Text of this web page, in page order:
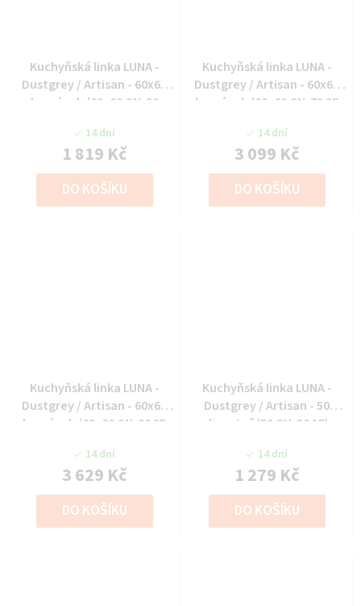
Kuchyňská linka LUNA -
Dustgrey / Artisan - 60x60
horní roh (60x60 GN-90
14 dní
1 819 Kč
DO KOŠÍKU
Kuchyňská linka LUNA -
Dustgrey / Artisan - 60x60
horní roh (60x60 GN-72 2F
14 dní
3 099 Kč
DO KOŠÍKU
Kuchyňská linka LUNA -
Dustgrey / Artisan - 60x60
horní roh (60x60 GN-90 2F
14 dní
3 629 Kč
DO KOŠÍKU
Kuchyňská linka LUNA -
Dustgrey / Artisan - 50
digestoř (50 GU-36 1F)
14 dní
1 279 Kč
DO KOŠÍKU